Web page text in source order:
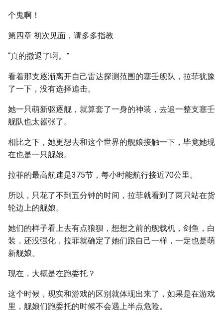
个鬼啊！
第四章 初次见面，请多多指教
“真的撤退了啊。”
看着那支逐渐离开自己雷达探测范围的塞壬舰队，拉菲犹豫
了一下，没有选择追击。
她一只萌新驱逐舰，就算套了一身的神装，去追一整支塞壬
舰队也太嚣张了。
相比之下，她更想去和这个世界的舰娘接触一下，毕竟她现
在也是一只舰娘。
拉菲的最高航速是375节，每小时能航行接近70公里。
所以，只花了不到五分钟的时间，拉菲就看到了两只站在货
轮边上的舰娘。
她们的样子看上去有点狼狈，想想之前的舰载机，剑鱼，白
装，还没强化，拉菲就确定了她们跟自己一样，一定也是萌
新舰娘。
现在，大概是在跑委托？
这个时候，现实和游戏的区别就体现出来了，如果是在游戏
里，舰娘们跑委托的时候不会遇上半点危险。